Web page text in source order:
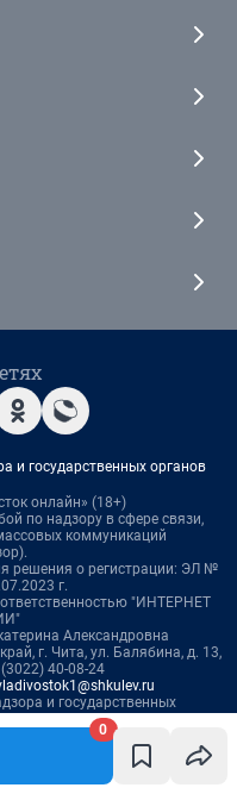
0
и государственных органов
онлайн» (18+)
по надзору в сфере связи,
коммуникаций
решения о регистрации: ЭЛ №
г.
"ИНТЕРНЕТ
Александровна
г. Чита, ул. Балябина, д. 13,
40-08-24
и государственных